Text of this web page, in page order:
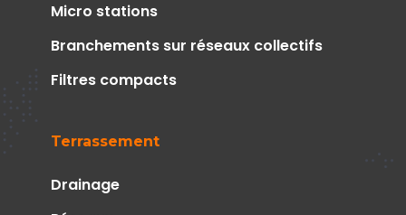
Micro stations
Branchements sur réseaux collectifs
Filtres compacts
Terrassement
Drainage